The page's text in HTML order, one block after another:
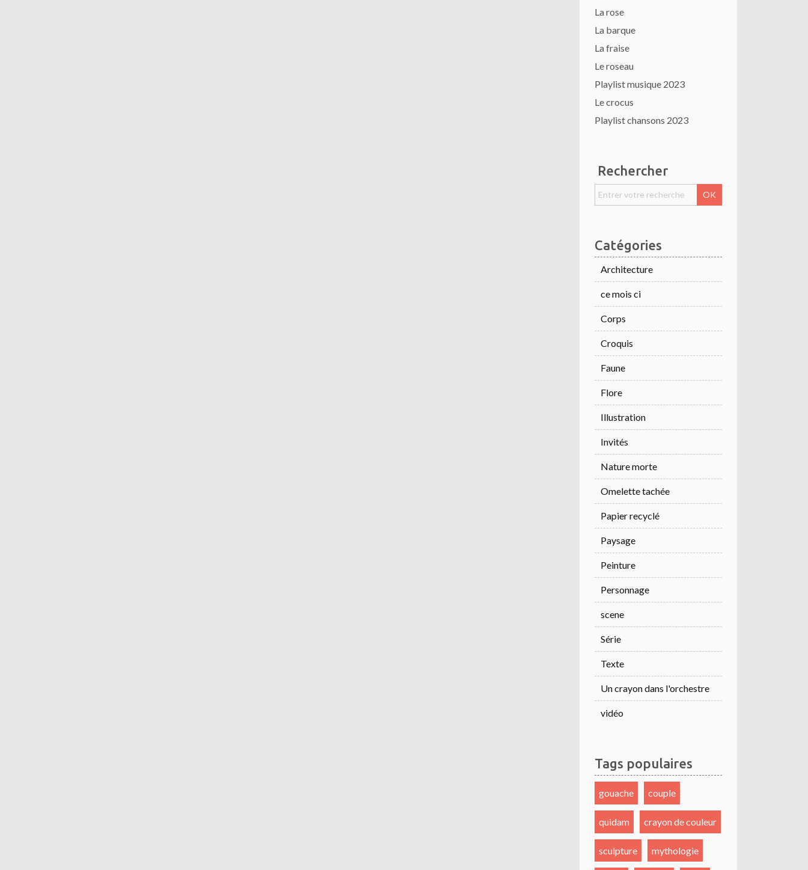
La rose
La barque
La fraise
Le roseau
Playlist musique 2023
Le crocus
Playlist chansons 2023
Rechercher
Catégories
Architecture
ce mois ci
Corps
Croquis
Faune
Flore
Illustration
Invités
Nature morte
Omelette tachée
Papier recyclé
Paysage
Peinture
Personnage
scene
Série
Texte
Un crayon dans l'orchestre
vidéo
Tags populaires
gouache couple
quidam crayon de couleur
sculpture mythologie